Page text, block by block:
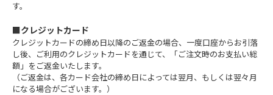
す。
■クレジットカード
クレジットカードの締め日以降のご返金の場合、一度口座からお引落
し後、ご利用のクレジットカードを通じて、「ご注文時のお支払い総
額」をご返金いたします。
（ご返金は、各カード会社の締め日によっては翌月、もしくは翌々月
になる場合がございます。）